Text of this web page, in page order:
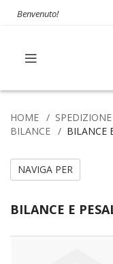
Benvenuto!
HOME
BILANCE
BILANCE
BILANCE E
NAVIGA PER